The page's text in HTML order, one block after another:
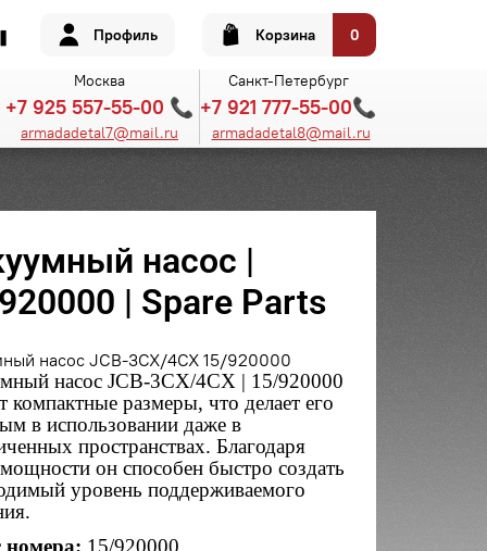
Профиль Корзина 0
Москва Санкт-Петербург
+7 925 557-55-00 📞 +7 921 777-55-00📞
armadadetal7@mail.ru armadadetal8@mail.ru
насос |
| Spare Parts
насос JCB-3CX/4CX 15/920000
насос JCB-3CX/4CX | 15/920000
компактные размеры, что делает его
в использовании даже в
пространствах. Благодаря
он способен быстро создать
уровень поддерживаемого
номера: 15/920000